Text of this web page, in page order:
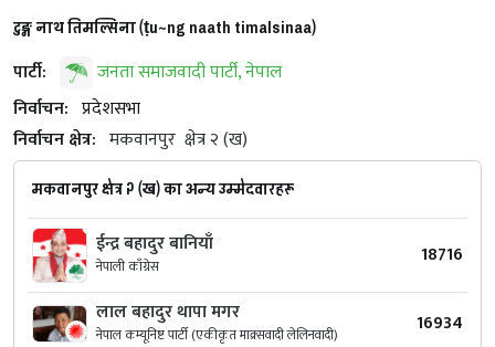
टुङ्ग नाथ तिमल्सिना (ṭu~ng naath timalsinaa)
पार्टी:
जनता समाजवादी पार्टी, नेपाल
निर्वाचन: प्रदेशसभा
निर्वाचन क्षेत्र: मकवानपुर क्षेत्र २ (ख)
मकवानपुर क्षेत्र २ (ख) का अन्य उम्मेदवारहरू
ईन्द्र बहादुर बानियाँ
नेपाली काँग्रेस
18716
लाल बहादुर थापा मगर
नेपाल कम्यूनिष्ट पार्टी (एकीकृत माक्र्सवादी लेलिनवादी)
16934